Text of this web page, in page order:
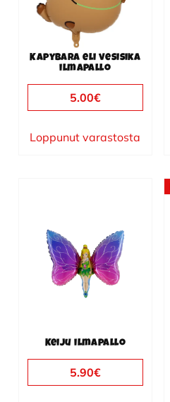
Kapybara eli vesisika
ilmapallo
5.00€
Loppunut varastosta
Keiju ilmapallo
5.90€